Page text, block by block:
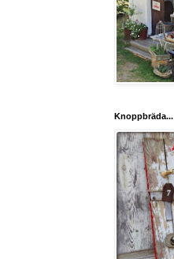
Knoppbräda...